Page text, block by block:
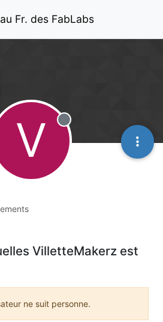
Fr. des FabLabs
V Hors-ligne
VilletteMakerz est
ne suit personne.